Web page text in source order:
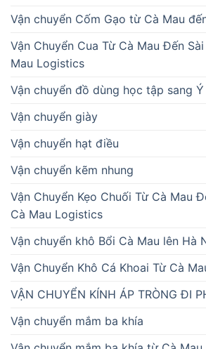
Vận chuyển Cốm Gạo từ Cà Mau
Vận Chuyển Cua Từ Cà Mau Đến
Mau Logistics
Vận chuyển đồ dùng học tập sang Ý
Vận chuyển giày
Vận chuyển hạt điều
Vận chuyển kẽm nhung
Vận Chuyển Kẹo Chuối Từ Cà Mau
Cà Mau Logistics
Vận chuyển khô Bổi Cà Mau lên Hà
Vận Chuyển Khô Cá Khoai Từ Cà
VẬN CHUYỂN KÍNH ÁP TRÒNG ĐI
Vận chuyển mắm ba khía